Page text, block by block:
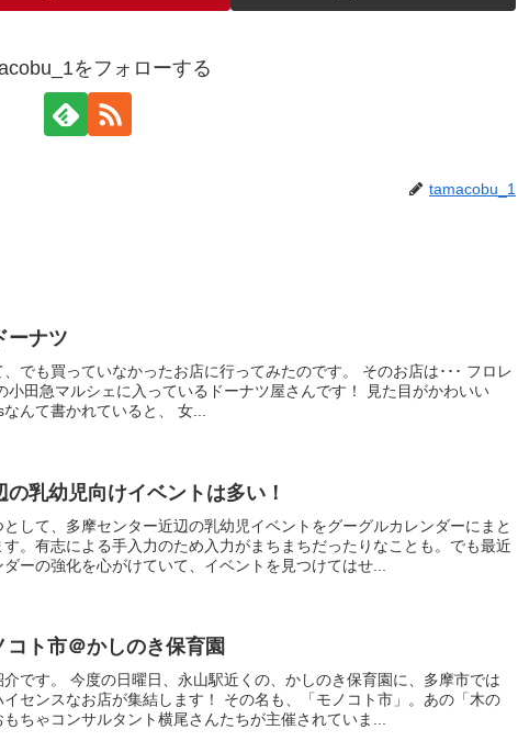
をフォローする
tamacobu_1
ーナツ
でも買っていなかったお店に行ってみたのです。 そのお店は･･･ フロレ
小田急マルシェに入っているドーナツ屋さんです！ 見た目がかわいい
んて書かれていると、 女...
乳幼児向けイベントは多い！
して、多摩センター近辺の乳幼児イベントをグーグルカレンダーにまと
。有志による手入力のため入力がまちまちだったりなことも。でも最近
ーの強化を心がけていて、イベントを見つけてはせ...
ト市＠かしのき保育園
です。 今度の日曜日、永山駅近くの、かしのき保育園に、多摩市では
センスなお店が集結します！ その名も、「モノコト市」。あの「木の
ちゃコンサルタント横尾さんたちが主催されていま...